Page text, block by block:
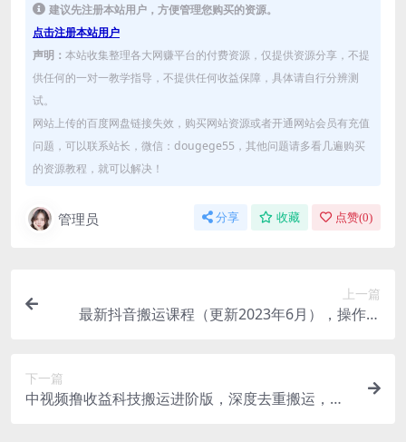
建议先注册本站用户，方便管理您购买的资源。
点击注册本站用户
声明： 本站收集整理各大网赚平台的付费资源，仅提供资源分享，不提
供任何的一对一教学指导，不提供任何收益保障，具体请自行分辨测
试。
网站上传的百度网盘链接失效，购买网站资源或者开通网站会员有充值
问题，可以联系站长，微信：dougege55，其他问题请多看几遍购买
的资源教程，就可以解决！
管理员 分享 收藏 点赞(0)
上一篇
最新抖音搬运课程（更新2023年6月），操作简
下一篇
中视频撸收益科技搬运进阶版，深度去重搬运，找